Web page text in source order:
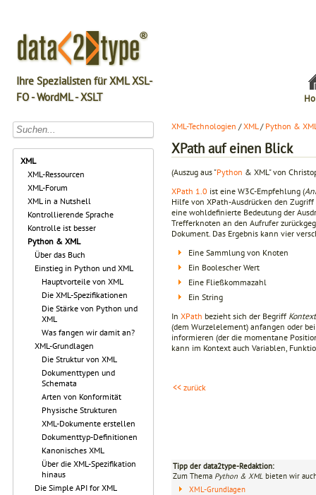
Ihre Spezialisten für XML XSL-
FO - WordML - XSLT
XML
XML-Ressourcen
XML-Forum
XML in a Nutshell
Kontrollierende Sprache
Kontrolle ist besser
Python & XML
Über das Buch
Einstieg in Python und XML
Hauptvorteile von XML
Die XML-Spezifikationen
Die Stärke von Python und
XML
Was fangen wir damit an?
XML-Grundlagen
Die Struktur von XML
Dokumenttypen und
Schemata
Arten von Konformität
Physische Strukturen
XML-Dokumente erstellen
Dokumenttyp-Definitionen
Kanonisches XML
Über die XML-Spezifikation
hinaus
Die Simple API for XML
XML-Technologien /XML/ Python &
XPath auf einen Blick
(Auszug aus "Python & XML" von
XPath 1.0 ist eine W3C-Empfehlung (
Hilfe von XPath-Ausdrücken den
eine wohldefinierte Bedeutung der
Trefferknoten an den Aufrufer
Dokument. Das Ergebnis kann vier
Eine Sammlung von Knoten
Ein Boolescher Wert
Eine Fließkommazahl
Ein String
In XPath bezieht sich der Begriff Kontext
(dem Wurzelelement) anfangen oder
informieren (der die momentane
kann im Kontext auch Variablen,
<< zurück
Tipp der data2type-Redaktion:
Zum Thema Python & XML bieten wir
XML-Grundlagen